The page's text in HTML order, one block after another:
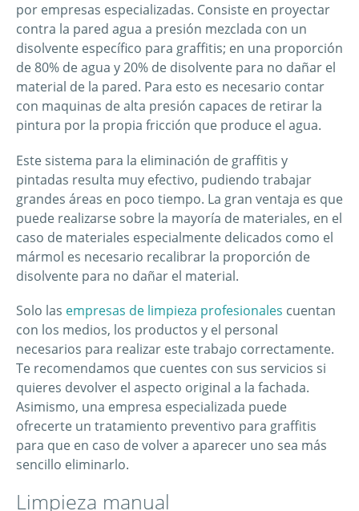
por empresas especializadas. Consiste en proyectar
contra la pared agua a presión mezclada con un
disolvente específico para graffitis; en una proporción
de 80% de agua y 20% de disolvente para no dañar el
material de la pared. Para esto es necesario contar
con maquinas de alta presión capaces de retirar la
pintura por la propia fricción que produce el agua.
Este sistema para la eliminación de graffitis y
pintadas resulta muy efectivo, pudiendo trabajar
grandes áreas en poco tiempo. La gran ventaja es que
puede realizarse sobre la mayoría de materiales, en el
caso de materiales especialmente delicados como el
mármol es necesario recalibrar la proporción de
disolvente para no dañar el material.
Solo las empresas de limpieza profesionales cuentan
con los medios, los productos y el personal
necesarios para realizar este trabajo correctamente.
Te recomendamos que cuentes con sus servicios si
quieres devolver el aspecto original a la fachada.
Asimismo, una empresa especializada puede
ofrecerte un tratamiento preventivo para graffitis
para que en caso de volver a aparecer uno sea más
sencillo eliminarlo.
Limpieza manual